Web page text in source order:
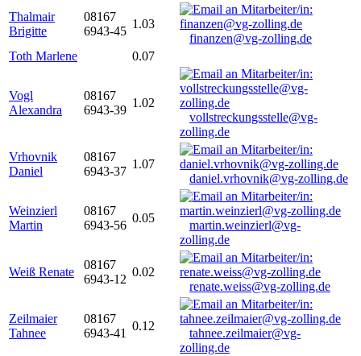
Thalmair
Brigitte
08167
6943-45
1.03
finanzen@vg-zolling.de
Toth Marlene
0.07
Vogl
Alexandra
08167
6943-39
1.02
vollstreckungsstelle@vg-
zolling.de
Vrhovnik
Daniel
08167
6943-37
1.07
daniel.vrhovnik@vg-zolling.de
Weinzierl
Martin
08167
6943-56
0.05
martin.weinzierl@vg-
zolling.de
Weiß Renate
08167
6943-12
0.02
renate.weiss@vg-zolling.de
Zeilmaier
Tahnee
08167
6943-41
0.12
tahnee.zeilmaier@vg-
zolling.de